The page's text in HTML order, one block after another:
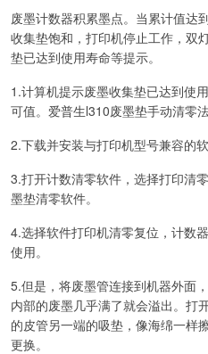
废墨计数器积累墨点。当累计值达
收集垫饱和，打印机停止工作，双
垫已达到使用寿命等提示。
1.计算机提示废墨收集垫已达到使
可值。爱普生l310废墨垫手动清零法
2.下载并安装与打印机型号兼容的软
3.打开计数清零软件，选择打印清
墨垫清零软件。
4.选择软件打印机清零复位，计数
使用。
5.但是，将废墨管连接到机器外面
内部的废墨几乎满了就会溢出。打
的皮管另一端的吸垫，像海绵一样
更换。